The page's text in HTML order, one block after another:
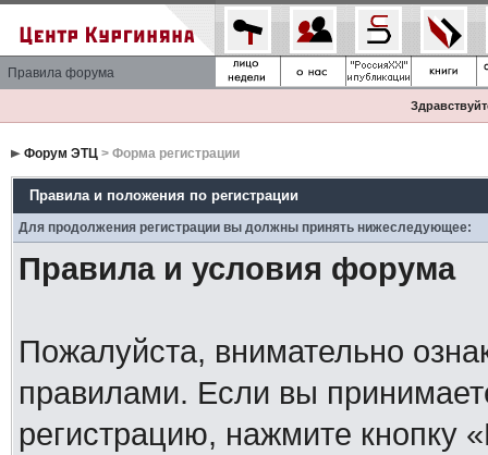
Правила форума
Форум ЭТЦ> Форма регистрации
Правила и положения по регистрации
Для продолжения регистрации вы должны принять нижеследующее:
Правила и условия форума
Пожалуйста, внимательно
правилами. Если вы
регистрацию, нажмите кнопку